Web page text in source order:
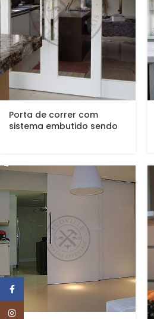
Porta de correr com
sistema embutido sendo
Facebook
Instagram